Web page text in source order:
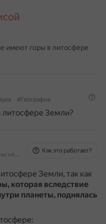
имеют горы в литосфере
#География
литосфере Земли?
На основе источников, возможны неточности
Как это работает?
Земли, так как
которая вследствие
планеты, поднялась